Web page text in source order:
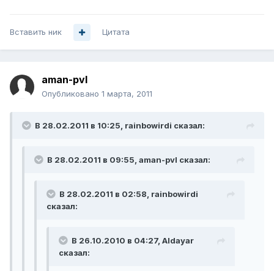
Вставить ник Цитата
aman-pvl
Опубликовано 1 марта, 2011
В 28.02.2011 в 10:25, rainbowirdi сказал:
В 28.02.2011 в 09:55, aman-pvl сказал:
В 28.02.2011 в 02:58, rainbowirdi
сказал:
В 26.10.2010 в 04:27, Aldayar
сказал: